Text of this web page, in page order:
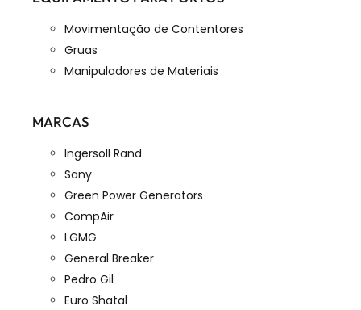
Movimentação de Contentores
Gruas
Manipuladores de Materiais
MARCAS
Ingersoll Rand
Sany
Green Power Generators
CompAir
LGMG
General Breaker
Pedro Gil
Euro Shatal